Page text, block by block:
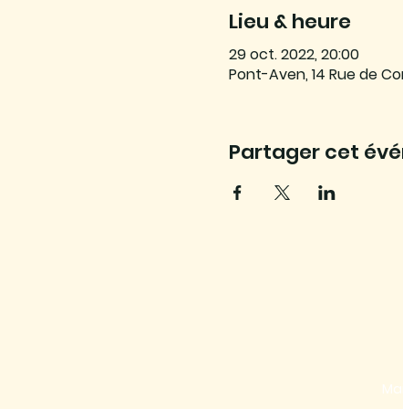
Lieu & heure
29 oct. 2022, 20:00
Pont-Aven, 14 Rue de
Partager cet